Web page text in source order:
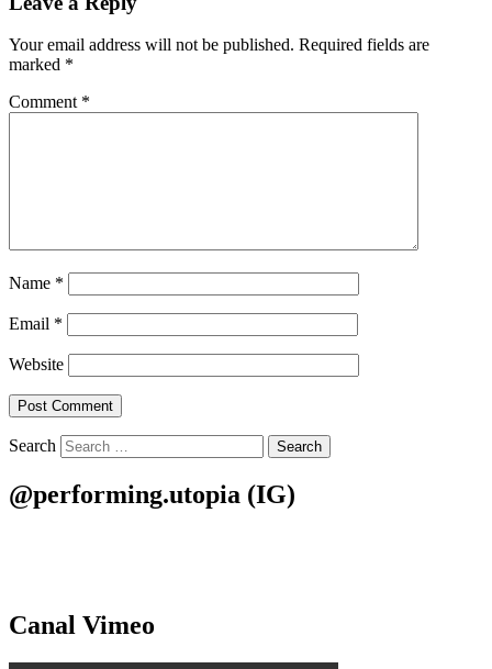
Your email address will not be published. Required fields are
marked *
Comment *
Name *
Email *
Website
Search
@performing.utopia (IG)
Canal Vimeo